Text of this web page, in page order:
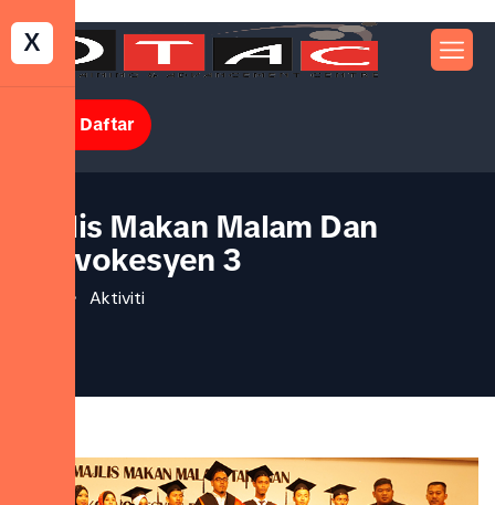
X
Jom Daftar
Majlis Makan Malam Dan
Konvokesyen 3
Aktiviti